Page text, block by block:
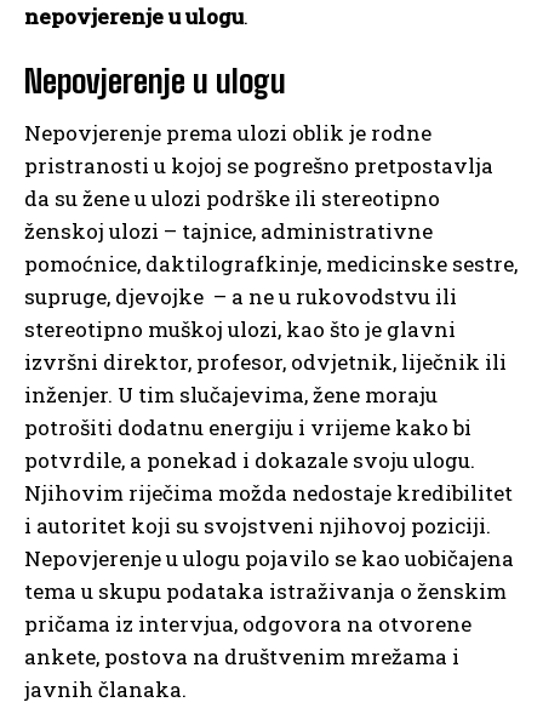
nepovjerenje u ulogu.
Nepovjerenje u ulogu
Nepovjerenje prema ulozi oblik je rodne
pristranosti u kojoj se pogrešno pretpostavlja
da su žene u ulozi podrške ili stereotipno
ženskoj ulozi – tajnice, administrativne
pomoćnice, daktilografkinje, medicinske sestre,
supruge, djevojke – a ne u rukovodstvu ili
stereotipno muškoj ulozi, kao što je glavni
izvršni direktor, profesor, odvjetnik, liječnik ili
inženjer. U tim slučajevima, žene moraju
potrošiti dodatnu energiju i vrijeme kako bi
potvrdile, a ponekad i dokazale svoju ulogu.
Njihovim riječima možda nedostaje kredibilitet
i autoritet koji su svojstveni njihovoj poziciji.
Nepovjerenje u ulogu pojavilo se kao uobičajena
tema u skupu podataka istraživanja o ženskim
pričama iz intervjua, odgovora na otvorene
ankete, postova na društvenim mrežama i
javnih članaka.